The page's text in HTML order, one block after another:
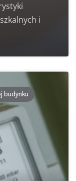
i
budynku